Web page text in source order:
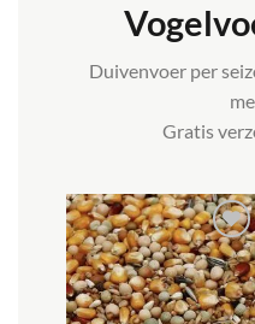
Duivenvoer per
Gratis
Toevoegen
aan
verlanglijst